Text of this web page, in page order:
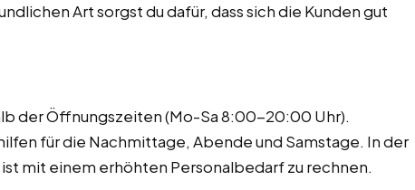
Art sorgst du dafür, dass sich die Kunden gut
der Öffnungszeiten (Mo-Sa 8:00-20:00 Uhr).
für die Nachmittage, Abende und Samstage. In der
mit einem erhöhten Personalbedarf zu rechnen.